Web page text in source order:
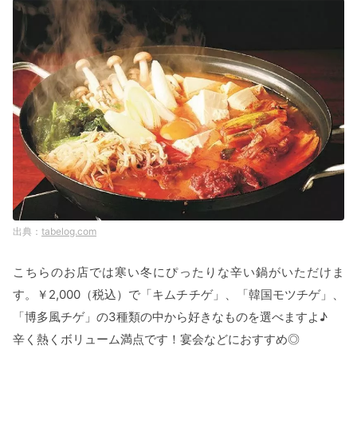
tabelog.com
こちらのお店では寒い冬にぴったりな辛い鍋がいただけま
す。￥2,000（税込）で「キムチチゲ」、「韓国モツチゲ」、
「博多風チゲ」の3種類の中から好きなものを選べますよ♪
辛く熱くボリューム満点です！宴会などにおすすめ◎